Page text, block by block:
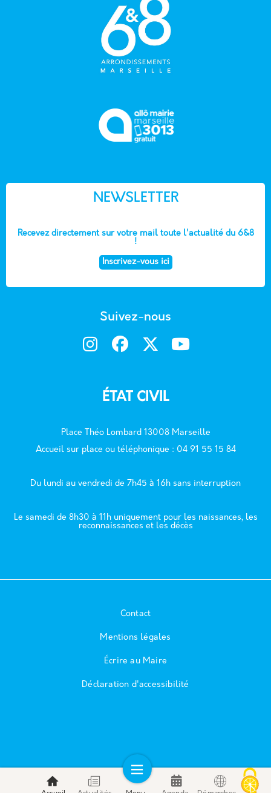
NEWSLETTER
Recevez directement sur votre mail toute l'actualité du 6&8
!
Inscrivez-vous ici
Suivez-nous
ÉTAT CIVIL
Place Théo Lombard 13008 Marseille
Accueil sur place ou téléphonique : 04 91 55 15 84
Du lundi au vendredi de 7h45 à 16h sans interruption
Le samedi de 8h30 à 11h uniquement pour les naissances, les
reconnaissances et les décès
Contact
Mentions légales
Écrire au Maire
Déclaration d'accessibilité